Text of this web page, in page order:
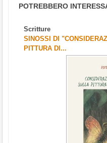
POTREBBERO
Scritture
SINOSSI DI
PITTURA DI...